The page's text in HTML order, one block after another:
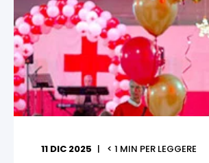
11 DIC 2025 < 1 MIN PER LEGGERE